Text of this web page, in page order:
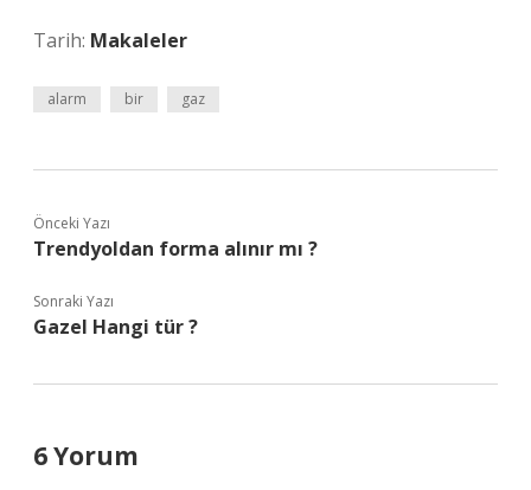
Tarih: Makaleler
alarm bir gaz
Önceki Yazı
Trendyoldan forma alınır mı ?
Sonraki Yazı
Gazel Hangi tür ?
6 Yorum